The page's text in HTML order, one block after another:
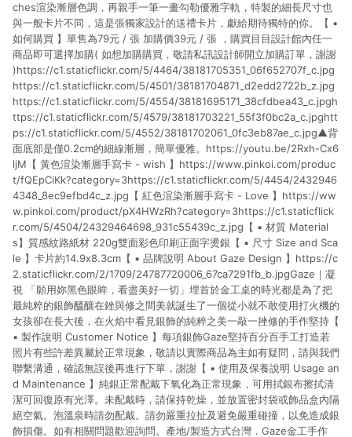
ches渲染漸層色調，再親手一筆一畫勾勒優雅字軌，特製的細長尺寸也
與一般卡片不同，這是張獨家設計的送禮卡片，獻給期待獨特的你。【 ▪
如何購買 】單售為79元 / 張 加購價39元 / 張 ，購買目目設計館內任一
商品即可選擇加購( 如想加購購買，敬請私訊設計師開立加購訂單，謝謝
)https://c1.staticflickr.com/5/4464/38181705351_06f652707f_c.jpg
https://c1.staticflickr.com/5/4501/38181704871_d2edd2722b_z.jpg
https://c1.staticflickr.com/5/4554/38181695171_38cfdbea43_c.jpgh
ttps://c1.staticflickr.com/5/4579/38181703221_55f3f0bc2a_c.jpghtt
ps://c1.staticflickr.com/5/4552/38181702061_0fc3eb87ae_c.jpg▲背
面底部是僅0.2cm的細線漸層，簡單優雅。https://youtu.be/2Rxh-Cx6
ljM【 黃色渲染漸層手寫卡 - wish 】https://www.pinkoi.com/produc
t/fQEpCiKk?category=3https://c1.staticflickr.com/5/4454/2432946
4348_8ec9efbd4c_z.jpg【 紅色渲染漸層手寫卡 - Love 】https://ww
w.pinkoi.com/product/pX4HWzRh?category=3https://c1.staticflick
r.com/5/4504/24329464698_931c55439c_z.jpg【 ▪ 材質 Material
s】質感紋路紙材 220g雙面彩色印刷正面字燙銀【 ▪ 尺寸 Size and Sca
le 】卡片約14.9x8.3cm【 ▪ 品牌說明 About Gaze Design 】https://c
2.staticflickr.com/2/1709/24787720006_67ca7291fb_b.jpgGaze｜凝
視 「願用妳黑色眼眸，看盡美好一切」埋首於金工桌的時光都是為了把
最純粹的銀飾醞釀在銼與修之間美就誕生了一個從小就不敢使用打火機的
女孩卻在長大後，在火焰中看見銀飾的純粹之美一敲一挫修的手作堅持【
▪ 製作說明 Customer Notice 】每項銀飾Gaze堅持百分百手工打造若
照片有些許差異屬於正常現象，敬請以實際商品為主如有疑問，請與我們
聯繫溝通，確認無誤後再進行下單，謝謝【 ▪ 使用及保養說明 Usage an
d Maintenance 】純銀正常配戴下氧化為正常現象，可用拭銀布擦拭清
潔可回復原有光澤。未配戴時，請保持乾燥，並放置密封袋或飾品盒內隔
絕空氣。泡溫泉時請勿配戴。請勿嚴重拉扯及避免嚴重碰撞，以免造成銀
飾損傷。如有相關問題歡迎詢問。產地/製造方式台灣．Gaze金工手作